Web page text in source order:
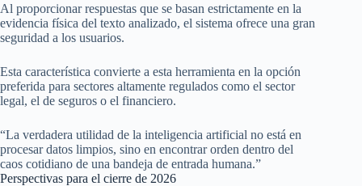
Al proporcionar respuestas que se basan estrictamente en la
evidencia física del texto analizado, el sistema ofrece una gran
seguridad a los usuarios.
Esta característica convierte a esta herramienta en la opción
preferida para sectores altamente regulados como el sector
legal, el de seguros o el financiero.
“La verdadera utilidad de la inteligencia artificial no está en
procesar datos limpios, sino en encontrar orden dentro del
caos cotidiano de una bandeja de entrada humana.”
Perspectivas para el cierre de 2026